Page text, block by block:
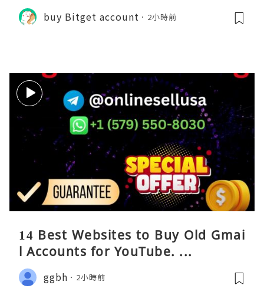
buy Bitget account 2小時前
14 Best Websites to Buy Old Gmai
l Accounts for YouTube. ...
ggbh 2小時前